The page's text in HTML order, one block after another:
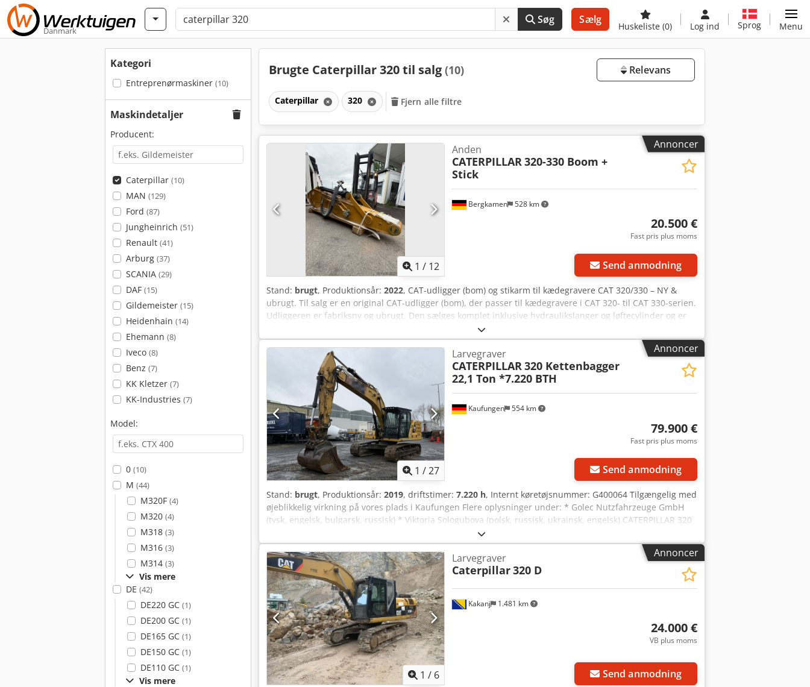
Danmark
Søg Sælg
Huskeliste (0) Log ind Sprog Menu
Kategori
Entreprenørmaskiner (10)
Maskindetaljer
Producent:
Caterpillar (10)
MAN (129)
Ford (87)
Jungheinrich (51)
Renault (41)
Arburg (37)
SCANIA (29)
DAF (15)
Gildemeister (15)
Heidenhain (14)
Ehemann (8)
Iveco (8)
Benz (7)
KK Kletzer (7)
KK-Industries (7)
Model:
0 (10)
M (44)
M320F (4)
M320 (4)
M318 (3)
M316 (3)
M314 (3)
Vis mere
DE (42)
DE220 GC (1)
DE200 GC (1)
DE165 GC (1)
DE150 GC (1)
DE110 GC (1)
Vis mere
Brugte Caterpillar 320 til salg (10) Relevans
Caterpillar 320 Fjern alle filtre
Annoncer
1 / 12
Bergkamen 528 km
Anden
CATERPILLAR 320-330 Boom +
Stick
20.500 €
Fast pris plus moms
Send anmodning
Stand: brugt, Produktionsår: 2022, CAT-udligger (bom) og stikarm til kædegravere CAT 320/330 – NY &
ubrugt. Til salg er en original CAT-udligger (bom), der passer til kædegravere i CAT 320- til CAT 330-serien.
Udliggeren er fabriksny og ubrugt. Den sælges komplet inklusive hydraulikslanger og løftecylinder og er
klar til øjeblikkelig brug. Detaljer: * Original CAT-udligger * Passer til CAT 320/330 (afhængigt af model) *
Ny, ubrugt * Inklusive løftecylinder Cjdpfx Aeziyb Doc Esrf * Hydraulikslanger allerede monteret * Klar til
levering Ideel som reservedel eller til ombygning eller renovering af en gravemaskine.
Annoncer
1 /27
Kaufungen 554 km
Larvegraver
CATERPILLAR 320 Kettenbagger
22,1 Ton *7.220 BTH
79.900 €
Fast pris plus moms
Send anmodning
Stand: brugt, Produktionsår: 2019, driftstimer: 7.220 h, Internt køretøjsnummer: G400064 Tilgængelig med
øjeblikkelig virkning på vores plads i Kaufungen Flere oplysninger under: * Golec Nutzfahrzeuge GmbH
(tysk, engelsk, bulgarsk, russisk) * Viktoria Sologubova (polsk, russisk, ukrainsk, engelsk) CATERPILLAR 320
bæltegraver Byggeår 2019 Cjdpsyvmz Tjfx Ac Ejrf 7.220 timer 22.100 ton Finansieringseksempel: * Internt
nummer: G400064 * Købspris: 79.900,00 € * Udbetaling: 10 % * Løbetid: 60 måneder * Månedlig ydelse:
1.199,02 € Restværdi: 15.380,00 € Hvis tilbuddet er interessant, eller hvis du ønsker, at det tilpasses dine
behov, bedes du kontakte os (Hr. Enchev). Vi ser frem til at høre fra dig. Med venlig hilsen Fejl og mangler
forbeholdes. Vi tager gerne dit brugte køretøj i bytte. Finansiering kan arrangeres direkte hos os. GOLEC
NUTZFAHRZEUGE GMBH Vi taler: tysk, engelsk, spansk, polsk, ukrainsk, russisk, bulgarsk.
Annoncer
1 / 6
Kakanj 1.481 km
Larvegraver
Caterpillar320 D
24.000 €
VB plus moms
Send anmodning